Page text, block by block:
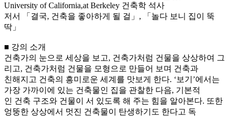
University of California,at Berkeley 건축학 석사
저서 「결국, 건축을 좋아하게 될 걸」, 「놀다 보니 집이 뚝
딱」
■ 강의 소개
건축가의 눈으로 세상을 보고, 건축가처럼 건물을 상상하여 그
리고, 건축가처럼 건물을 모형으로 만들어 보며 건축과
친해지고 건축의 흥미로운 세계를 맛보게 한다. ‘보기’에서는
가장 가까이에 있는 건축물인 집을 관찰한 다음, 기본적
인 건축 구조와 건물이 서 있도록 해 주는 힘을 알아본다. 또한
엉뚱한 상상에서 멋진 건축물이 탄생하기도 한다고 독